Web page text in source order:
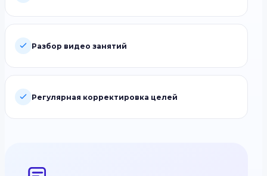
Разбор видео занятий
Регулярная корректировка целей